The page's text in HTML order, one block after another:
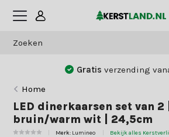
Gratis verzending
Home
LED dinerkaarsen set van
bruin/warm wit | 24,5cm
Merk: Lumineo Bekijk alles